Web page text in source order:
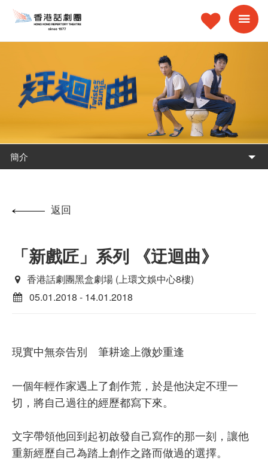
簡介
返回
「新戲匠」系列 《迂迴曲》
香港話劇團黑盒劇場 (上環文娛中心8樓)
05.01.2018 - 14.01.2018
現實中無奈告別 筆耕途上微妙重逢
一個年輕作家遇上了創作荒，於是他決定不理一
切，將自己過往的經歷都寫下來。
文字帶領他回到起初啟發自己寫作的那一刻，讓他
重新經歷自己為踏上創作之路而做過的選擇。